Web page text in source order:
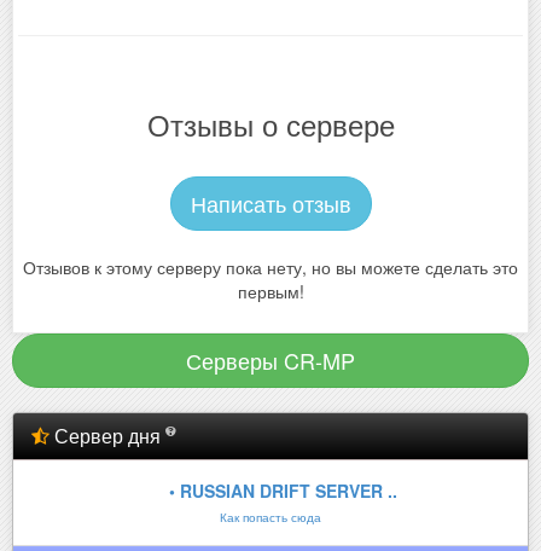
Отзывы о сервере
Написать отзыв
Отзывов к этому серверу пока нету, но вы можете сделать это
первым!
Серверы CR-MP
Сервер дня
• RUSSIAN DRIFT SERVER ..
Как попасть сюда